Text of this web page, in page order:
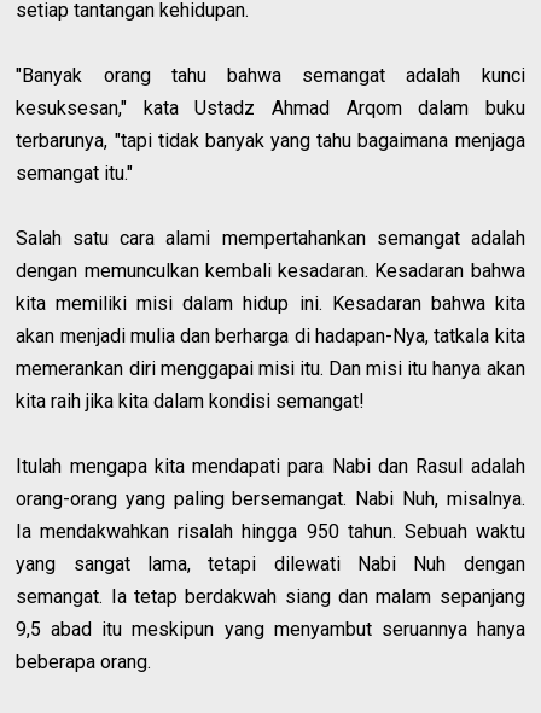
setiap tantangan kehidupan.
"Banyak orang tahu bahwa semangat adalah kunci
kesuksesan," kata Ustadz Ahmad Arqom dalam buku
terbarunya, "tapi tidak banyak yang tahu bagaimana menjaga
semangat itu."
Salah satu cara alami mempertahankan semangat adalah
dengan memunculkan kembali kesadaran. Kesadaran bahwa
kita memiliki misi dalam hidup ini. Kesadaran bahwa kita
akan menjadi mulia dan berharga di hadapan-Nya, tatkala kita
memerankan diri menggapai misi itu. Dan misi itu hanya akan
kita raih jika kita dalam kondisi semangat!
Itulah mengapa kita mendapati para Nabi dan Rasul adalah
orang-orang yang paling bersemangat. Nabi Nuh, misalnya.
Ia mendakwahkan risalah hingga 950 tahun. Sebuah waktu
yang sangat lama, tetapi dilewati Nabi Nuh dengan
semangat. Ia tetap berdakwah siang dan malam sepanjang
9,5 abad itu meskipun yang menyambut seruannya hanya
beberapa orang.